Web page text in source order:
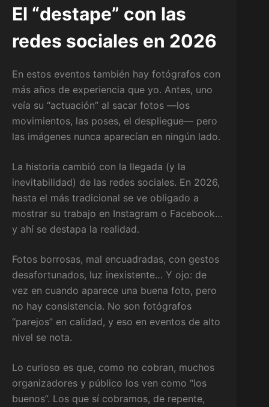
El “destape” con las
redes sociales en 2026
En estos eventos también hay fotógrafos con
más años de experiencia que yo. Antes, uno
veía su “actuación” al sacar fotos —los
movimientos, las poses, el despliegue— pero
las imágenes nunca aparecían en ningún lado.
La historia cambió con la llegada (y la
inevitabilidad) de las redes sociales. En 2026,
hasta el más tradicional se ve obligado a
mostrar su trabajo en Instagram o Facebook…
y ahí se destapa la realidad.
Fotos borrosas, mal encuadradas, con gestos
desafortunados, luz inexistente… Y ojo: de
vez en cuando aparece una buena foto, pero
no hay consistencia. No son fotógrafos
“parejos” en calidad, y eso en eventos de alto
nivel se nota.
Lo curioso es que, como no cobran, muchos
organizadores y público los ven como “los
buenos”. Los que sí cobramos, de repente,